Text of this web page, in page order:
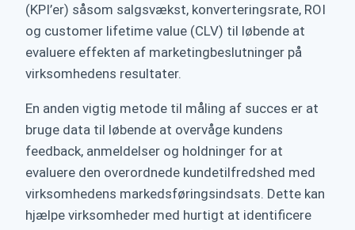
(KPI’er) såsom salgsvækst, konverteringsrate, ROI
og customer lifetime value (CLV) til løbende at
evaluere effekten af marketingbeslutninger på
virksomhedens resultater.
En anden vigtig metode til måling af succes er at
bruge data til løbende at overvåge kundens
feedback, anmeldelser og holdninger for at
evaluere den overordnede kundetilfredshed med
virksomhedens markedsføringsindsats. Dette kan
hjælpe virksomheder med hurtigt at identificere